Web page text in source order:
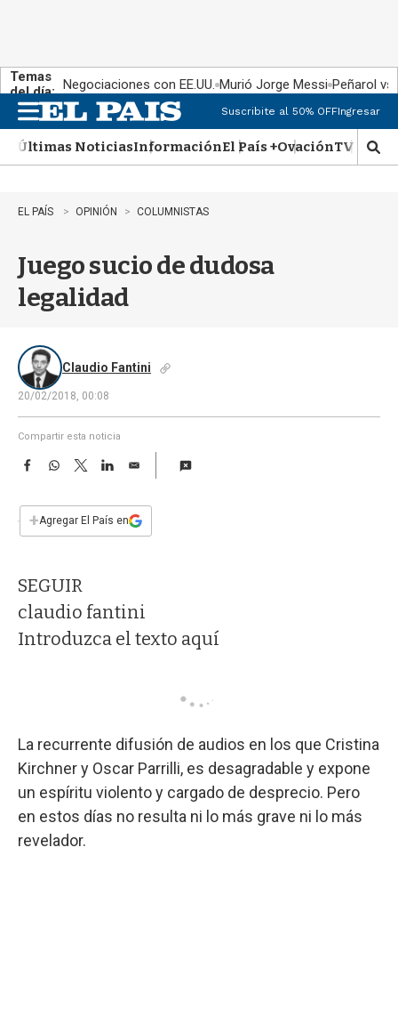
Temas
del día: Negociaciones con EE.UU. Murió Jorge Messi Peñarol
n
u
Suscribite al 50% OFFIngresar
Últimas NoticiasInformaciónEl País +OvaciónTV Show
M
o
EL PAÍS OPINIÓN COLUMNISTAS
Juego sucio de dudosa
legalidad
Claudio Fantini
20/02/2018, 00:08
Compartir esta noticia
F
e
b
k
W
s
p
T
w
t
L
E
i
l
+Agregar El País en
SEGUIR
claudio fantini
Introduzca el texto aquí
La recurrente difusión de audios en los que Cristina
Kirchner y Oscar Parrilli, es desagradable y expone
un espíritu violento y cargado de desprecio. Pero
en estos días no resulta ni lo más grave ni lo más
revelador.